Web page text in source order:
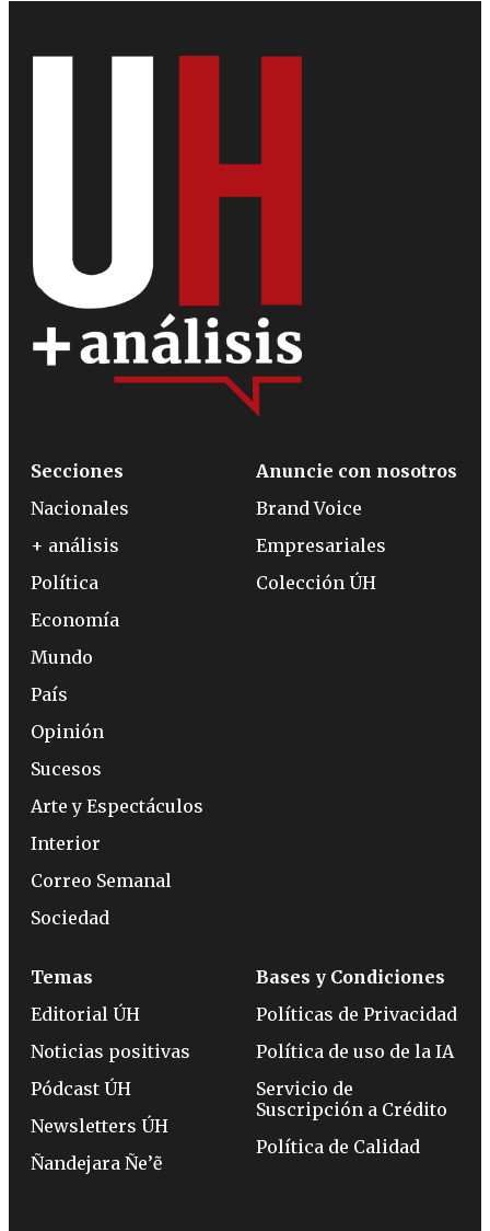
Secciones
Nacionales
+ análisis
Política
Economía
Mundo
País
Opinión
Sucesos
Arte y Espectáculos
Interior
Correo Semanal
Sociedad
Anuncie con nosotros
Brand Voice
Empresariales
Colección ÚH
Temas
Editorial ÚH
Noticias positivas
Pódcast ÚH
Newsletters ÚH
Ñandejara Ñe’ẽ
Bases y Condiciones
Políticas de Privacidad
Política de uso de la IA
Servicio de
Suscripción a Crédito
Política de Calidad